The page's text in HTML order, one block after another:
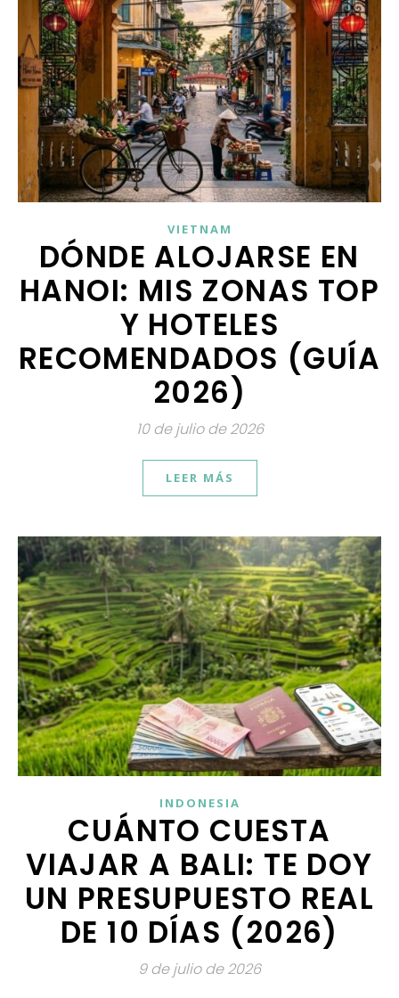
VIETNAM
DÓNDE ALOJARSE EN
HANOI: MIS ZONAS TOP
Y HOTELES
RECOMENDADOS (GUÍA
2026)
10 de julio de 2026
LEER MÁS
INDONESIA
CUÁNTO CUESTA
VIAJAR A BALI: TE DOY
UN PRESUPUESTO REAL
DE 10 DÍAS (2026)
9 de julio de 2026